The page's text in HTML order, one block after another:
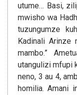
utume… Basi,
mwisho wa
tuzungumze
Kadinali Arinze
mambo.”
utangulizi mfupi
neno, 3 au 4,
homilia. Amani